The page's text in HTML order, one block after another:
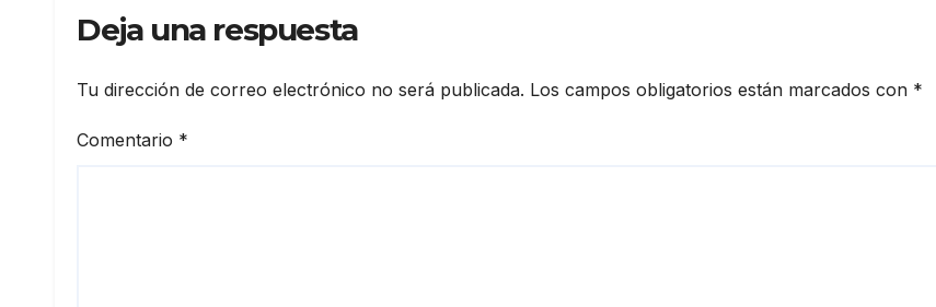
Deja una respuesta
Tu dirección de correo electrónico no será publicada. Los campos obligatorios están marcados con *
Comentario *